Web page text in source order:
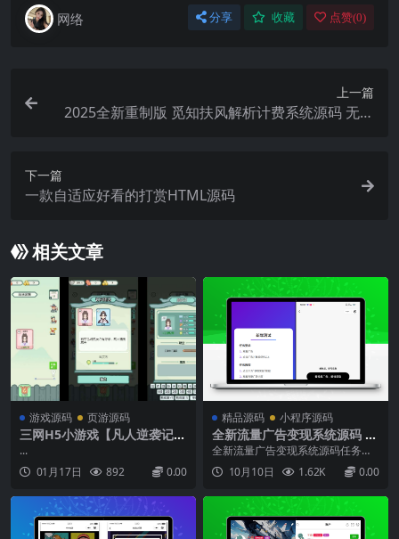
网络 分享 收藏 点赞(0)
上一篇
2025全新重制版 觅知扶风解析计费系统源码 无后
下一篇
一款自适应好看的打赏HTML源码
相关文章
游戏源码 页游源码
三网H5小游戏【凡人逆袭记】
手工服务端+详细搭建教程
...
01月17日
892 0.00
精品源码 小程序源码
全新流量广告变现系统源码 任
务管理系统 含搭建教程
全新流量广告变现系统源码任务管
理系统 开源项目结构：接口管理：
PHP+Mysql后台管理系统：Vue3+t
序：uniapp +Vue2变现说明：基础
流程：后台创建任务复制任务链接
分享到社群或私域用户打...
10月10日 1.62K 0.00